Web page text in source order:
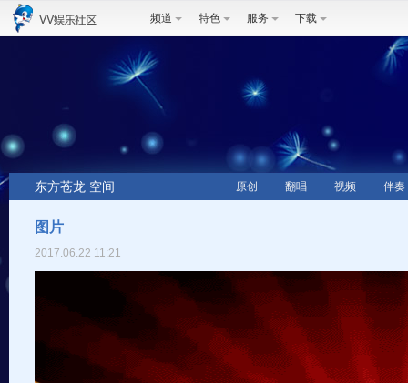
频道 特色 服务 下载
东方苍龙 空间 原创 翻唱 视频 伴奏
图片
2017.06.22 11:21